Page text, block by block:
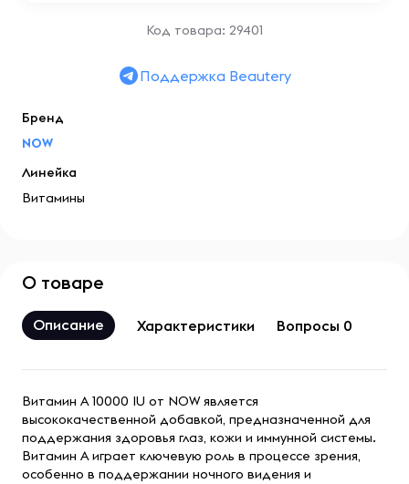
Код товара: 29401
Поддержка Beautery
Бренд
NOW
Линейка
Витамины
О товаре
Описание Характеристики Вопросы 0
Витамин A 10000 IU от NOW является
высококачественной добавкой, предназначенной для
поддержания здоровья глаз, кожи и иммунной системы.
Витамин A играет ключевую роль в процессе зрения,
особенно в поддержании ночного видения и